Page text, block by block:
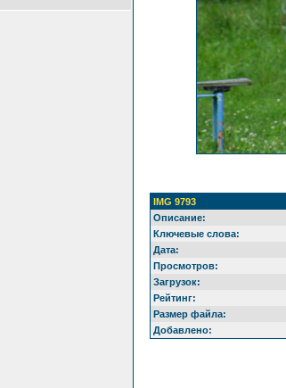
IMG 9793
Описание:
Ключевые слова:
Дата:
Просмотров:
Загрузок:
Рейтинг:
Размер файла:
Добавлено: